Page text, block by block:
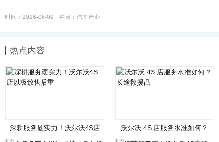
时间：2026-06-09 栏目： 汽车产业
热点内容
深耕服务硬实力！沃尔沃4S店
沃尔沃 4S 店服务水准如何？